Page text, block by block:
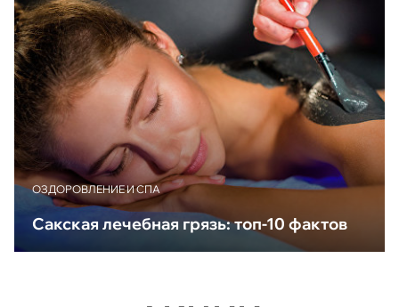
ОЗДОРОВЛЕНИЕ И СПА
Сакская лечебная грязь: топ-10 фактов